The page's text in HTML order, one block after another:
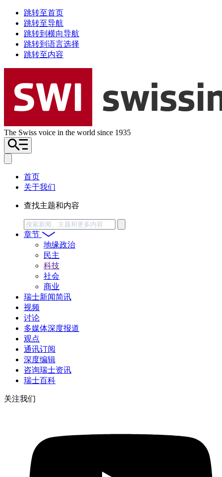
跳转至首页
跳转至导航
跳转到横向导航
跳转到语言选择
跳转至内容
The Swiss voice in the world since 1935
首页
关于我们
查找主题和内容
搜
索
章节
地缘政治
民主
科技
社会
商业
瑞士新闻简讯
视频
讨论
多媒体深度报道
观点
通讯订阅
深度编辑
咨询瑞士资讯
瑞士百科
关注我们